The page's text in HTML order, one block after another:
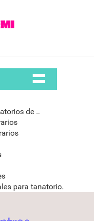
de ..
para tanatorio.